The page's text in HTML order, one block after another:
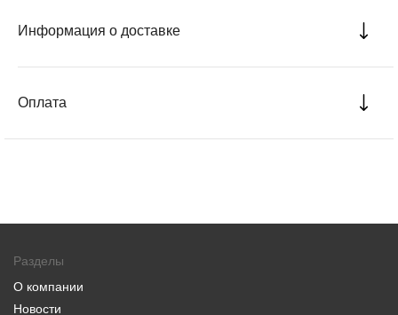
Информация о доставке
Оплата
Разделы
О компании
Новости